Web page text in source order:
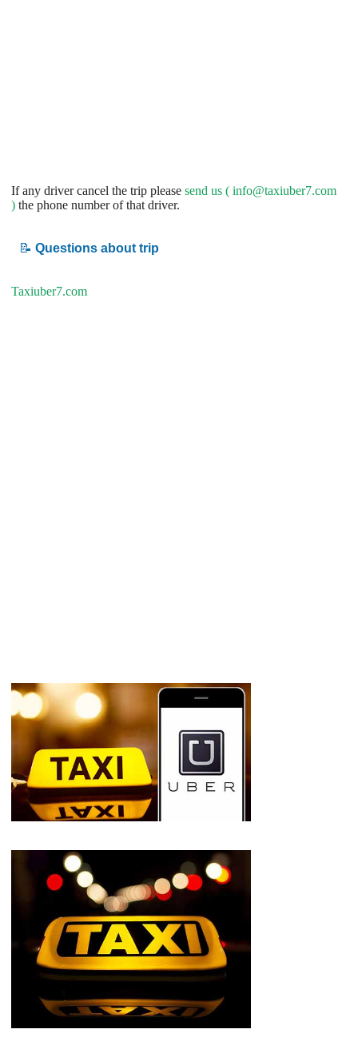
If any driver cancel the trip please send us ( info@taxiuber7.com
) the phone number of that driver.
📝 Questions about trip
Taxiuber7.com